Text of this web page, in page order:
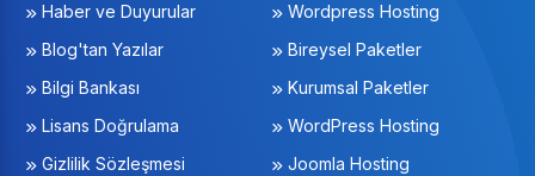
Haber ve Duyurular
Blog'tan Yazılar
Bilgi Bankası
Lisans Doğrulama
Gizlilik Sözleşmesi
Wordpress Hosting
Bireysel Paketler
Kurumsal Paketler
WordPress Hosting
Joomla Hosting